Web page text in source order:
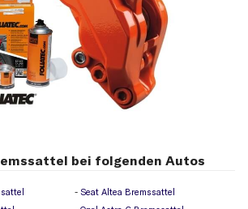
bei folgenden Autos
Seat Altea Bremssattel